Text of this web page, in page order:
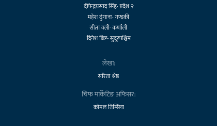
दीपेन्द्रप्रसाद सिंह- प्रदेश २
महेश ढुंगाना- गण्डकी
सीता वली- कर्णाली
दिनेश बिष्ट- सुदूरपश्चिम
लेखा:
सरिता श्रेष्ठ
चिफ मार्केटिङ अफिसर:
कोमल तिम्सिना